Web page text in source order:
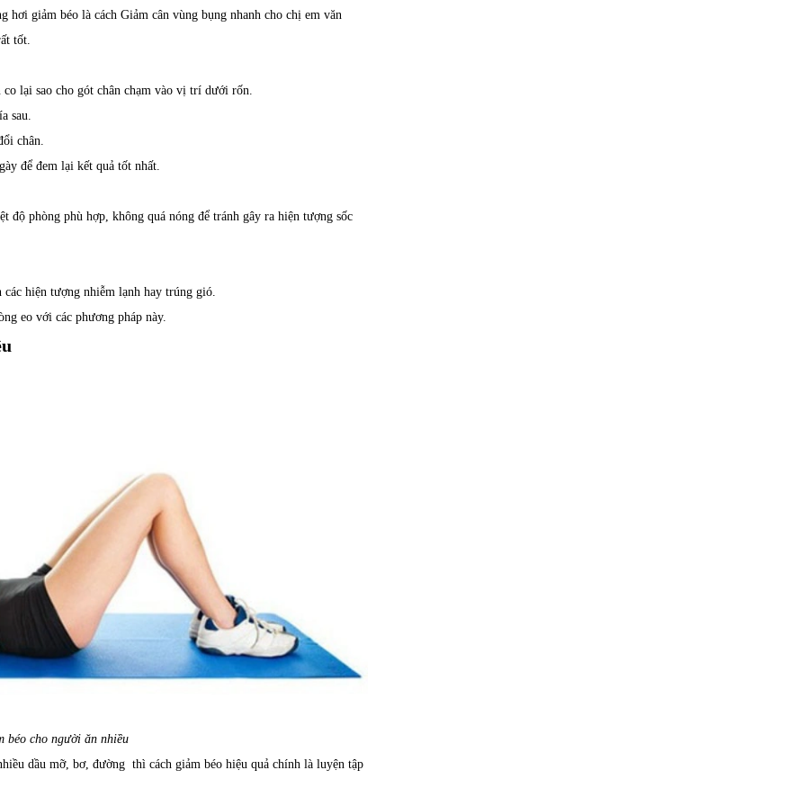
hơi giảm béo là cách Giảm cân vùng bụng nhanh cho chị em văn
tốt.
lại sao cho gót chân chạm vào vị trí dưới rốn.
sau.
chân.
để đem lại kết quả tốt nhất.
độ phòng phù hợp, không quá nóng để tránh gây ra hiện tượng sốc
hiện tượng nhiễm lạnh hay trúng gió.
eo với các phương pháp này.
béo cho người ăn nhiều
dầu mỡ, bơ, đường thì cách giảm béo hiệu quả chính là luyện tập